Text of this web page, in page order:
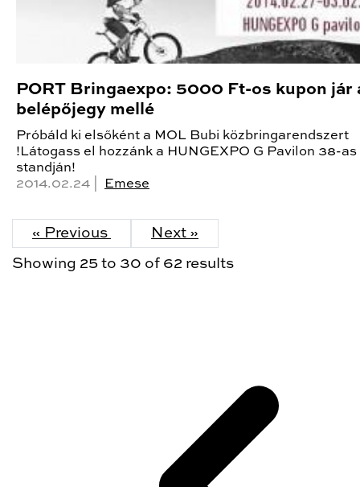
PORT Bringaexpo: 5000 Ft-os kupon jár
belépőjegy mellé
Próbáld ki elsőként a MOL Bubi közbringarendszert
!Látogass el hozzánk a HUNGEXPO G Pavilon 38-as
standján!
2014.02.24 |
Emese
« Previous Next »
Showing 25 to 30 of 62 results